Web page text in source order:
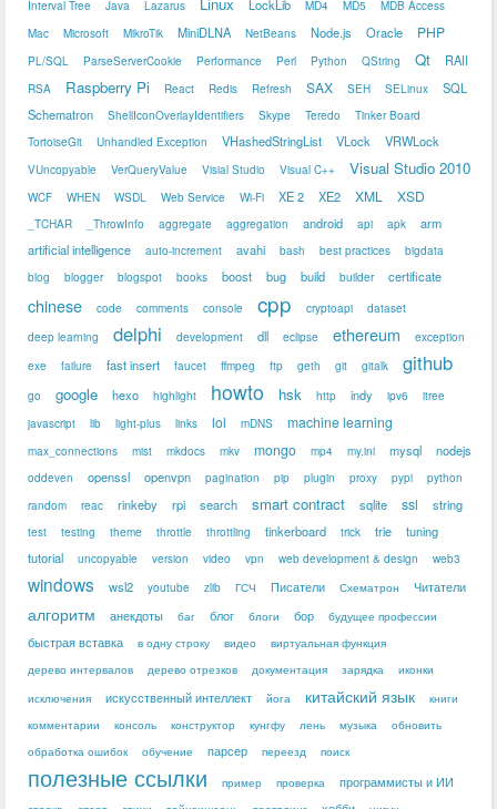
Interval Tree Java Lazarus LockLib MD4 MD5
MDB Access
Mac
Microsoft MikroTik MiniDLNA NetBeans Node.js Oracle PHP
PL/SQL ParseServerCookie Performance Perl Python QString Qt RAII
RSA Raspberry Pi React Redis Refresh SAX SEH SELinux
SQL
Schematron
ShellIconOverlayIdentifiers Skype Teredo
Tinker Board
TortoiseGit
Unhandled Exception VHashedStringList VLock VRWLock
VUncopyable VerQueryValue Visial Studio Visual C++ Visual Studio 2010
WCF WHEN WSDL Web Service Wi-Fi XE 2 XE2 XML XSD
_TCHAR _ThrowInfo aggregate aggregation android api apk
arm
artificial intelligence
auto-increment avahi bash best practices
bigdata
blog
blogger blogspot books boost bug build builder certificate
chinese code comments console cpp cryptoapi
dataset
deep learning
delphi development dll eclipse ethereum
exception
exe
failure fast insert faucet ffmpeg ftp geth git gitalk github
go google hexo highlight howto hsk http indy ipv6
itree
javascript
lib light-plus links lol mDNS machine learning
max_connections mist mkdocs mkv mongo mp4 my.ini mysql nodejs
oddeven openssl openvpn pagination pip plugin proxy pypi
python
random
reac rinkeby rpi search smart contract sqlite ssl string
test testing theme throttle throttling tinkerboard trick trie
tuning
tutorial
uncopyable version video vpn web development & design web3
windows wsl2 youtube zlib ГСЧ Писатели Схематрон Читатели
алгоритм анекдоты баг блог блоги бор будущее профессии
быстрая вставка в одну строку видео
виртуальная функция
дерево интервалов
дерево отрезков документация зарядка
иконки
исключения
искусственный интеллект йога китайский язык
книги
комментарии
консоль конструктор кунгфу лень музыка
обновить
обработка ошибок
обучение парсер переезд поиск
полезные ссылки пример проверка программисты и ИИ